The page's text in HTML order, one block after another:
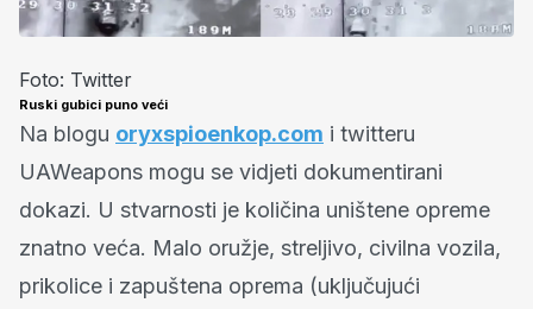
Foto: Twitter
Ruski gubici puno veći
Na blogu oryxspioenkop.com i twitteru
UAWeapons mogu se vidjeti dokumentirani
dokazi. U stvarnosti je količina uništene opreme
znatno veća. Malo oružje, streljivo, civilna vozila,
prikolice i zapuštena oprema (uključujući